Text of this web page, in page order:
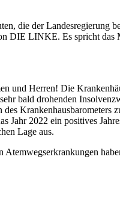
die der
DIE LINKE. Es spricht das
und Herren! Die
bald drohenden
Krankenhausbarometers
Jahr 2022 ein positives
Lage aus.
Atemwegserkrankungen